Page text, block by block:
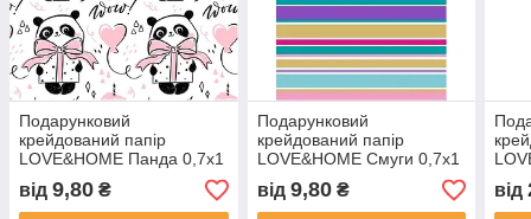
Подарунковий
крейдований папір
LOVE&HOME Панда 0,7х1
м 70 г/м² (1PAPPR98)
від 9,80 ₴
Подарунковий
крейдований папір
LOVE&HOME Смуги 0,7х1
м 70 г/м² (1PAPPR103)
від 9,80₴ від